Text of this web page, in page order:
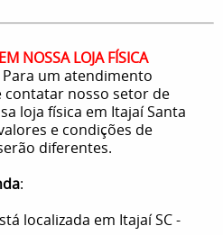
NOSSA LOJA FÍSICA
um atendimento
contatar nosso setor de
loja física em Itajaí Santa
e condições de
diferentes.
:
localizada em Itajaí SC -